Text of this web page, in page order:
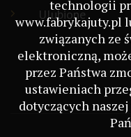
Ulubione
technologii
www.fabrykajuty.pl
związanych ze
elektroniczną,
przez Państwa
ustawieniach
dotyczących